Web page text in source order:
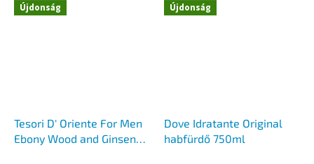
Újdonság
Tesori D' Oriente For Men
Ebony Wood and Ginseng
Újdonság
Dove Idratante Original
habfürdő 750ml